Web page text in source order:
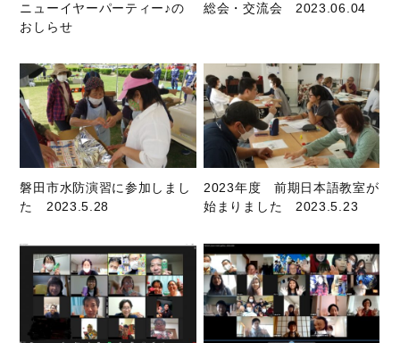
ニューイヤーパーティー♪の
おしらせ
総会・交流会 2023.06.04
磐田市水防演習に参加しまし
た 2023.5.28
2023年度 前期日本語教室が
始まりました 2023.5.23